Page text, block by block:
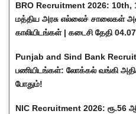
BRO Recruitment 2026: 10th,
மத்திய அரசு எல்லைச் சாலைகள்
காலியிடங்கள் | கடைசி தேதி
Punjab and Sind Bank
பணியிடங்கள்: லோக்கல் வங்கி
போதும்!
NIC Recruitment 2026: ரூ.56